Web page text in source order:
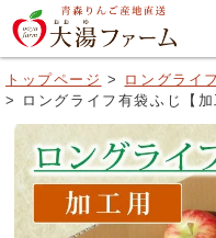
トップページ
ロングライ
ロングライフ有袋ふじ【